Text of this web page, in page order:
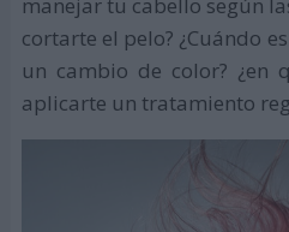
cortarte el pelo? ¿Cuándo
un cambio de color? ¿en
aplicarte un tratamiento